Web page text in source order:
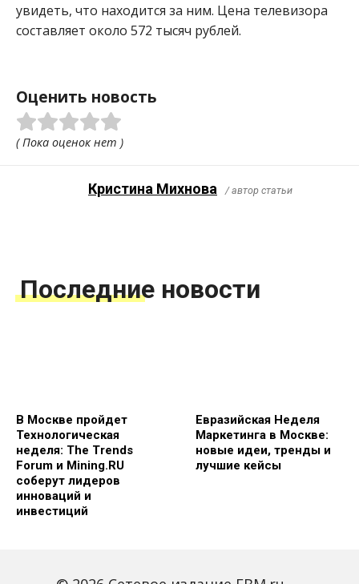
увидеть, что находится за ним. Цена телевизора
составляет около 572 тысяч рублей.
Оценить новость
( Пока оценок нет )
Кристина Михнова / автор статьи
Последние новости
В Москве пройдет
Технологическая
неделя: The Trends
Forum и Mining.RU
соберут лидеров
инноваций и
инвестиций
Евразийская Неделя
Маркетинга в Москве:
новые идеи, тренды и
лучшие кейсы